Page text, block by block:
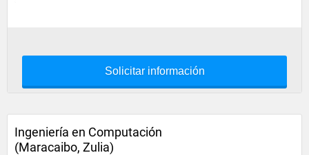
Solicitar información
Ingeniería en Computación
(Maracaibo, Zulia)